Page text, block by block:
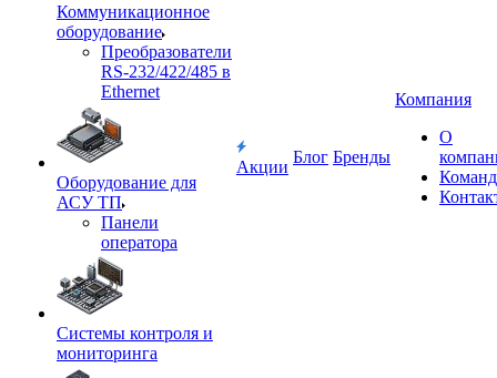
Коммуникационное
оборудование
Преобразователи
RS-232/422/485 в
Ethernet
Оборудование для
АСУ ТП
Панели
оператора
Системы контроля и
мониторинга
Акции
Блог Бренды
Компания
О